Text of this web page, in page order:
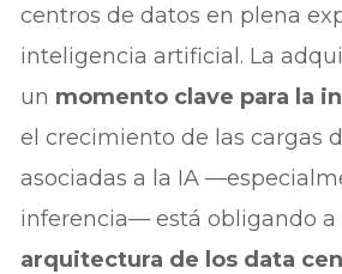
centros de datos en plena
inteligencia artificial. La
un momento clave para la
el crecimiento de las cargas
asociadas a la IA
inferencia— está obligando a
arquitectura de los data